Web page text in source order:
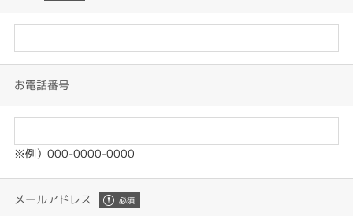
お電話番号
※例）000-0000-0000
メールアドレス